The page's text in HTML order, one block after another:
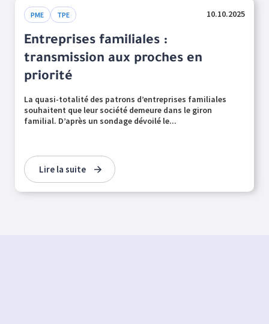
PME TPE 10.10.2025
Entreprises familiales :
transmission aux proches en
priorité
La quasi-totalité des patrons d’entreprises familiales
souhaitent que leur société demeure dans le giron
familial. D’après un sondage dévoilé le...
Lire la suite